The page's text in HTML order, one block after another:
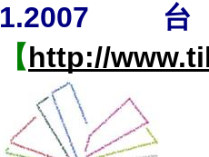
【http://